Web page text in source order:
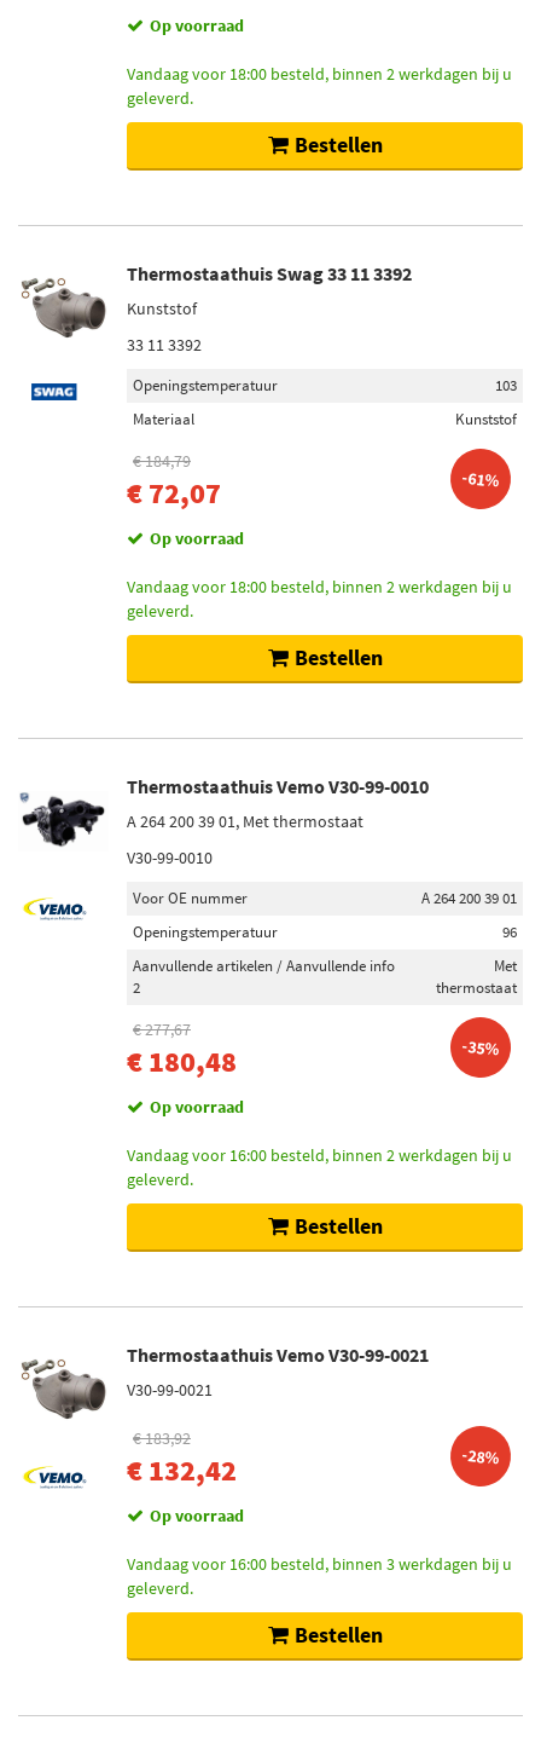
Op voorraad
Vandaag voor 18:00 besteld, binnen 2 werkdagen bij u
geleverd.
Bestellen
Thermostaathuis Swag 33 11 3392
Kunststof
33 11 3392
Openingstemperatuur
103
Materiaal
Kunststof
€ 184,79
€ 72,07 -61%
Op voorraad
Vandaag voor 18:00 besteld, binnen 2 werkdagen bij u
geleverd.
Bestellen
Thermostaathuis Vemo V30-99-0010
A 264 200 39 01, Met thermostaat
V30-99-0010
Voor OE nummer
A 264 200 39 01
Openingstemperatuur
96
Aanvullende artikelen / Aanvullende info
2
Met
thermostaat
€ 277,67
€ 180,48 -35%
Op voorraad
Vandaag voor 16:00 besteld, binnen 2 werkdagen bij u
geleverd.
Bestellen
Thermostaathuis Vemo V30-99-0021
V30-99-0021
€ 183,92
€ 132,42 -28%
Op voorraad
Vandaag voor 16:00 besteld, binnen 3 werkdagen bij u
geleverd.
Bestellen